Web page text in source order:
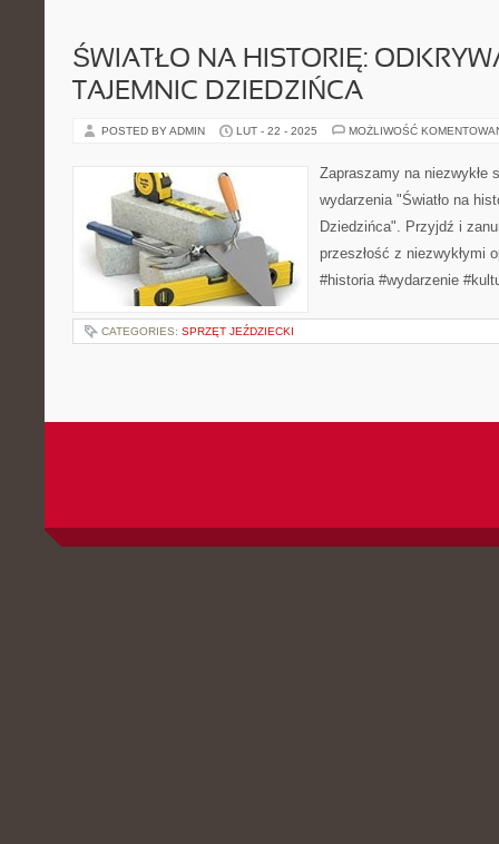
ŚWIATŁO NA HISTORIĘ:
TAJEMNIC DZIEDZIŃCA
POSTED BY ADMIN LUT - 22 - 2025 MOŻLIWOŚĆ
Zapraszamy na niezwykłe
wydarzenia "Światło na
Dziedzińca". Przyjdź i
przeszłość z niezwykłymi
#historia #wydarzenie
CATEGORIES: SPRZĘT JEŹDZIECKI